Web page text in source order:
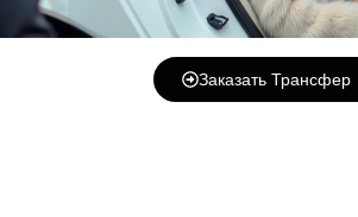
Заказать Трансфер